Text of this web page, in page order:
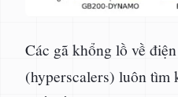
Các gã khổng lồ về
(hyperscalers) luôn tìm